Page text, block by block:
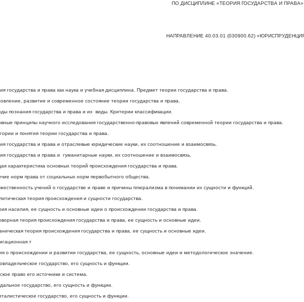
ПО ДИСЦИПЛИНЕ «ТЕОРИЯ ГОСУДАРСТВА И ПРАВА»
НАПРАВЛЕНИЕ 40.03.01 (030900.62)
государства и права как наука и учебная дисциплина. Предмет теории государства и права.
развитие и современное состояние теории государства и права.
познания государства и права и их виды. Критерии классификации.
принципы научного исследования государственно-правовых явлений современной теории государства и права.
и понятия теории государства и права.
государства и права и отраслевые юридические науки, их соотношение и взаимосвязь.
государства и права и гуманитарные науки, их соотношение и взаимосвязь.
характеристика основных теорий происхождения государства и права.
норм права от социальных норм первобытного общества.
учений о государстве и праве и причины плюрализма в понимании их сущности и функций.
теория происхождения и сущности государства.
насилия, ее сущность и основные идеи о происхождении государства и права.
теория происхождения государства и права, ее сущность и основные идеи.
теория происхождения государства и права, ее сущность и основные идеи.
т
о происхождении и развитии государства, ее сущность, основные идеи и методологическое значение.
государство, его сущность и функции.
право его источники и система.
государство, его сущность и функции.
государство, его сущность и функции.